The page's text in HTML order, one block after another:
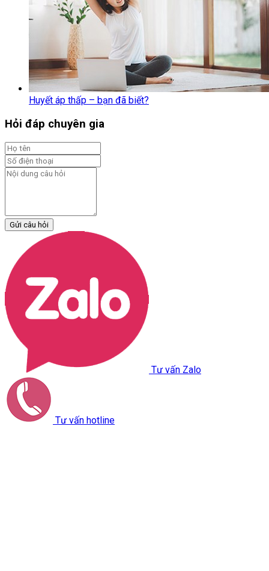
Huyết áp thấp – bạn đã biết?
Hỏi đáp chuyên gia
Gửi câu hỏi
Tư vấn Zalo
Tư vấn hotline